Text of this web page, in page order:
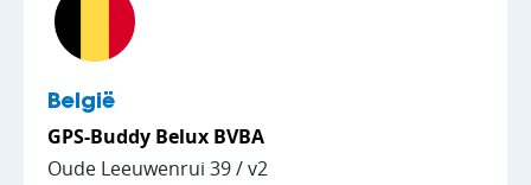
België
GPS-Buddy Belux BVBA
Oude Leeuwenrui 39 / v2